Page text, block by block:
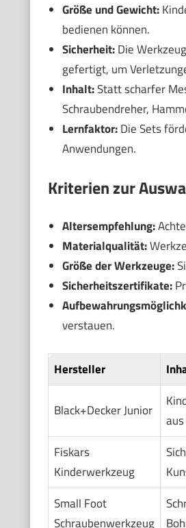
Größe und Gewicht:
bedienen können.
Sicherheit:Die
gefertigt, um
Inhalt:Statt scharfer
Schraubendreher,
Lernfaktor:Die Sets
Anwendungen.
Kriterien zur
Altersempfehlung:
Materialqualität:
Größe der Werkzeuge:
Sicherheitszertifikate:
verstauen.
Hersteller
Black+Decker Junior
Fiskars
Kinderwerkzeug
Small Foot
Schraubenwerkzeug